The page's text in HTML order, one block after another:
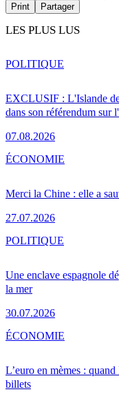
Print Partager
LES PLUS LUS
EXCLUSIF : L'Islande
dans son référendum sur
07.08.2026
POLITIQUE
Merci la Chine : elle a
27.07.2026
ÉCONOMIE
Une enclave espagnole
la mer
30.07.2026
POLITIQUE
L’euro en mèmes :
billets
ÉCONOMIE